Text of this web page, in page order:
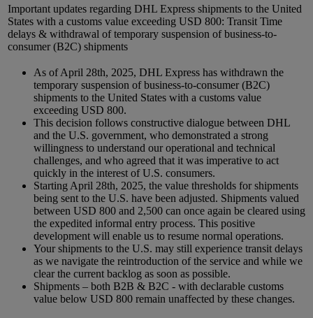
Important updates regarding DHL Express shipments to the United
States with a customs value exceeding USD 800: Transit Time
delays & withdrawal of temporary suspension of business-to-
consumer (B2C) shipments
As of April 28th, 2025, DHL Express has withdrawn the
temporary suspension of business-to-consumer (B2C)
shipments to the United States with a customs value
exceeding USD 800.
This decision follows constructive dialogue between DHL
and the U.S. government, who demonstrated a strong
willingness to understand our operational and technical
challenges, and who agreed that it was imperative to act
quickly in the interest of U.S. consumers.
Starting April 28th, 2025, the value thresholds for shipments
being sent to the U.S. have been adjusted. Shipments valued
between USD 800 and 2,500 can once again be cleared using
the expedited informal entry process. This positive
development will enable us to resume normal operations.
Your shipments to the U.S. may still experience transit delays
as we navigate the reintroduction of the service and while we
clear the current backlog as soon as possible.
Shipments – both B2B & B2C - with declarable customs
value below USD 800 remain unaffected by these changes.